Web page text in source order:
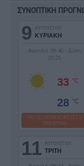
ΣΥΝΟΠΤΙΚΗ
9 ΑΥΓΟΥΣΤΟΥ
ΚΥΡΙΑΚΗ
Ανατολή: 06:40 - Δύση:
20:25
33 °C
28 °C
ΥΨΗΛΕΣ ΘΕΡΜΟΚΡΑΣΙΕΣ ΓΙΑ
ΤΗΝ ΕΠΟΧΗ
11 ΑΥΓΟΥΣΤΟΥ
ΤΡΙΤΗ